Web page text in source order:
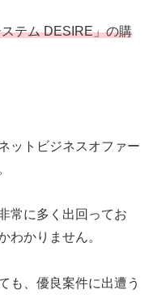
テム DESIRE」の購
ットビジネスオファー
常に多く出回ってお
わかりません。
も、優良案件に出遭う